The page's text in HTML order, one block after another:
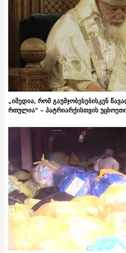
„იმედია, რომ გაუმჯობესებისკენ
რთულია“ – პატრიარქისთვის